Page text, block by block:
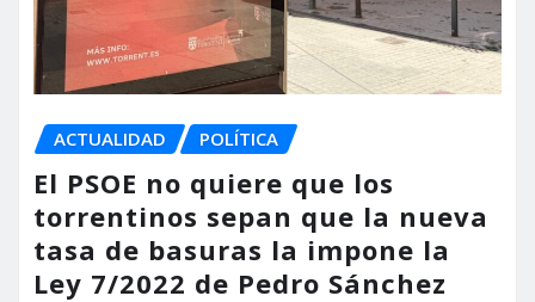
ACTUALIDAD POLÍTICA
El PSOE no quiere que los
torrentinos sepan que la nueva
tasa de basuras la impone la
Ley 7/2022 de Pedro Sánchez